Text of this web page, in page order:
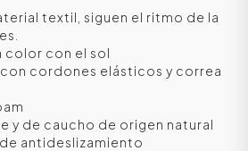
textil, siguen el ritmo de la
color con el sol
cordones elásticos y correa
y de caucho de origen natural
antideslizamiento